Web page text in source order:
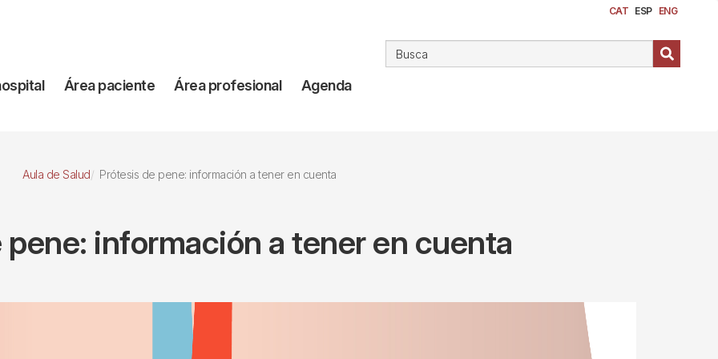
CAT ESP ENG
Área paciente Área profesional Agenda
Aula de Salud Prótesis de pene: información a tener en cuenta
pene: información a tener en cuenta